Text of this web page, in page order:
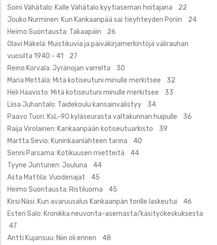
Soini Vähätalo: Kalle Vähätalo kyytiaseman hoitajana 22
Jouko Nurminen: Kun Kankaanpää sai tieyhteyden Poriin 24
Heimo Suontausta: Takaapäin 26
Olavi Mäkelä: Muistikuvia ja päiväkirjamerkintöjä välirauhan
vuosilta 1940 - 41 27
Reino Korvala: Jyränojan varrelta 30
Maria Mettälä: Mitä kotiseutuni minulle merkitsee 32
Heli Haavisto: Mitä kotiseutuni minulle merkitsee 33
Liisa Juhantalo: Taidekoulu kansainvälistyy 34
Paavo Tuori: KsL-90 kyläseurasta valtakunnan huipulle 36
Raija Virolainen: Kankaanpään kotiseutuarkisto 39
Martta Sevio: Kuninkaanlähteen tarina 40
Senni Parsama: Kotikuusen mietteitä 44
Tyyne Juntunen: Jouluna 44
Asta Mattila: Vuodenajat 45
Heimo Suontausta: Ristiluoma 45
Kirsi Näsi: Kun avaruusalus Kankaanpän torille laskeutui 46
Esteri Salo: Kronikka neuvonta-asemasta/käsityökeskuksesta
47
Antti Kujansuu: Niin oli ennen 48